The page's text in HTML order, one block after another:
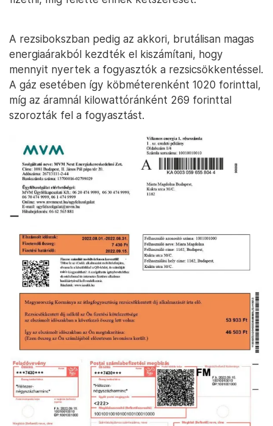
A rezsibokszban pedig az akkori, brutálisan magas
energiaárakból kezdték el kiszámítani, hogy
mennyit nyertek a fogyasztók a rezsicsökkentéssel.
A gáz esetében így köbméterenként 1020 forinttal,
míg az áramnál kilowattóránként 269 forinttal
szorozták fel a fogyasztást.